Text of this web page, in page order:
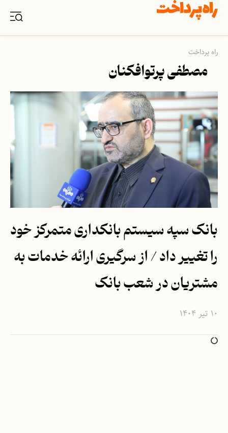
راه پرداخت
مصطفی پرتوافکنان
بانک سپه سیستم بانکداری متمرکز خود
را تغییر داد / از سرگیری ارائه خدمات به
مشتریان در شعب بانک
۱۰ تیر ۱۴۰۴